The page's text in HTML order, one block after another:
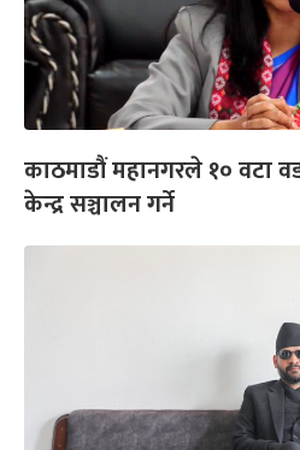
काठमाडौं महानगरले १० वटा
केन्द्र सञ्चालन गर्ने